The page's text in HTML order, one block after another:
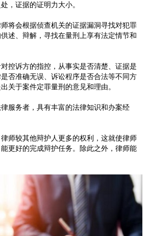
，证据的证明力大小。
将会根据侦查机关的证据漏洞寻找对犯罪
述、辩解，寻找在量刑上享有法定情节和
控诉方的指控，从事实是否清楚、证据是
否准确无误、诉讼程序是否合法等不同方
关于案件定罪量刑的意见和理由。
服务者，具有丰富的法律知识和办案经
师较其他辩护人更多的权利，这就使律师
能更好的完成辩护任务。除此之外，律师能